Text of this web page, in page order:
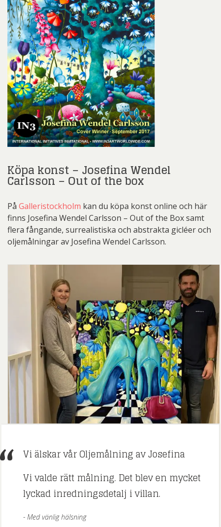
Köpa konst – Josefina Wendel
Carlsson – Out of the box
På Galleristockholm kan du köpa konst online och här
finns Josefina Wendel Carlsson – Out of the Box samt
flera fångande, surrealistiska och abstrakta gicléer och
oljemålningar av Josefina Wendel Carlsson.
Vi älskar vår Oljemålning av Josefina
Vi valde rätt målning. Det blev en mycket
lyckad inredningsdetalj i villan.
Med vänlig hälsning